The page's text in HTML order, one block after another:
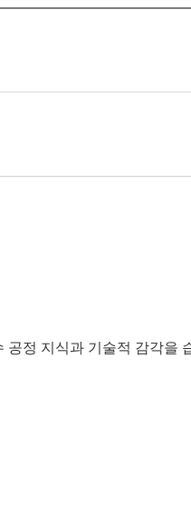
정 지식과 기술적 감각을